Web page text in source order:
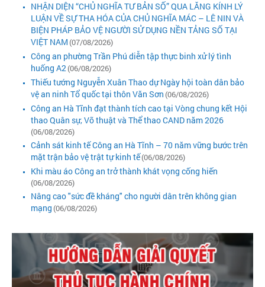
NHẬN DIỆN “CHỦ NGHĨA TƯ BẢN SỐ” QUA LĂNG KÍNH LÝ
LUẬN VỀ SỰ THA HÓA CỦA CHỦ NGHĨA MÁC – LÊ NIN VÀ
BIỆN PHÁP BẢO VỆ NGƯỜI SỬ DỤNG NỀN TẢNG SỐ TẠI
VIỆT NAM (07/08/2026)
Công an phường Trần Phú diễn tập thực binh xử lý tình
huống A2(06/08/2026)
Thiếu tướng Nguyễn Xuân Thao dự Ngày hội toàn dân bảo
vệ an ninh Tổ quốc tại thôn Văn Sơn (06/08/2026)
Công an Hà Tĩnh đạt thành tích cao tại Vòng chung kết Hội
thao Quân sự, Võ thuật và Thể thao CAND năm 2026
(06/08/2026)
Cảnh sát kinh tế Công an Hà Tĩnh – 70 năm vững bước trên
mặt trận bảo vệ trật tự kinh tế(06/08/2026)
Khi màu áo Công an trở thành khát vọng cống hiến
(06/08/2026)
Nâng cao "sức đề kháng" cho người dân trên không gian
mạng (06/08/2026)